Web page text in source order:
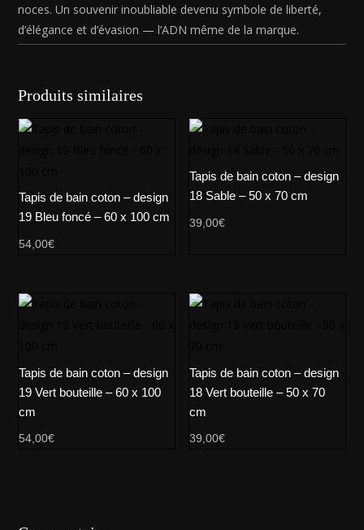
noces. Un souvenir inoubliable devenu symbole de liberté,
d’élégance et d’évasion — l’ADN même de la marque.
Produits similaires
Tapis de bain coton – design
19 Bleu foncé – 60 x 100 cm
54,00€
Tapis de bain coton – design
18 Sable – 50 x 70 cm
39,00€
Tapis de bain coton – design
19 Vert bouteille – 60 x 100
cm
54,00€
Tapis de bain coton – design
18 Vert bouteille – 50 x 70
cm
39,00€